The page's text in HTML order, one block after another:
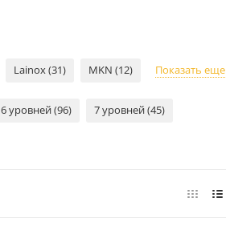
Lainox (31) MKN (12) Показать еще
6 уровней (96) 7 уровней (45)